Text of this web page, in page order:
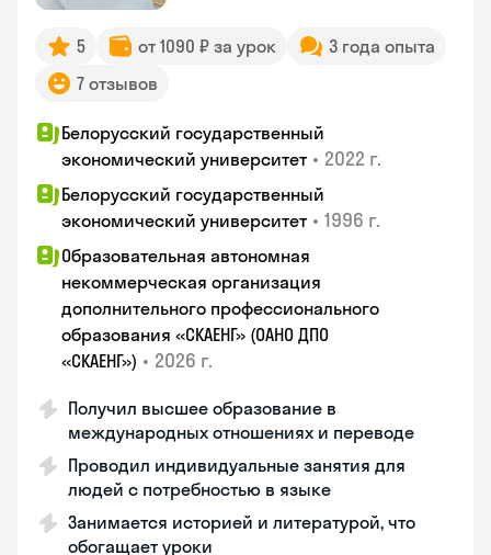
5 от 1090 ₽ за урок
3 года опыта
7 отзывов
Белорусский государственный
экономический университет • 2022 г.
Белорусский государственный
экономический университет • 1996 г.
Образовательная автономная
некоммерческая организация
дополнительного профессионального
образования «СКАЕНГ» (ОАНО ДПО
«СКАЕНГ») • 2026 г.
Получил высшее образование в
международных отношениях и переводе
Проводил индивидуальные занятия для
людей с потребностью в языке
Занимается историей и литературой, что
обогащает уроки